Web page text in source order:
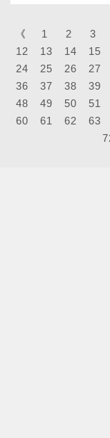
《 1 2 3
12
13 14 15
24
25 26 27
36
37 38 39
48
49 50 51
60
61 62 63